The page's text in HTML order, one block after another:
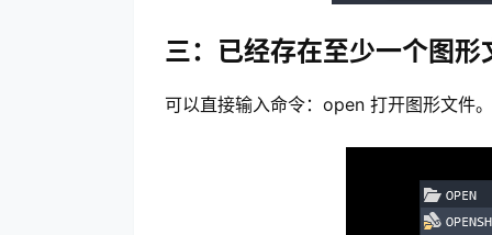
三：已经存在至少一个图形
可以直接输入命令：open 打开图形文件。